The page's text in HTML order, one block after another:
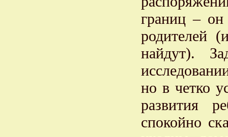
границ – он
родителей
найдут).
но в четко
развития
спокойно